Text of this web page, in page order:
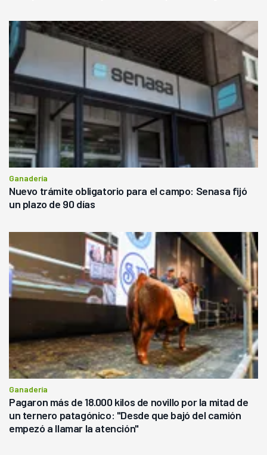
Ganadería
Nuevo trámite obligatorio para el campo: Senasa fijó
un plazo de 90 días
Ganadería
Pagaron más de 18.000 kilos de novillo por la mitad de
un ternero patagónico: "Desde que bajó del camión
empezó a llamar la atención"